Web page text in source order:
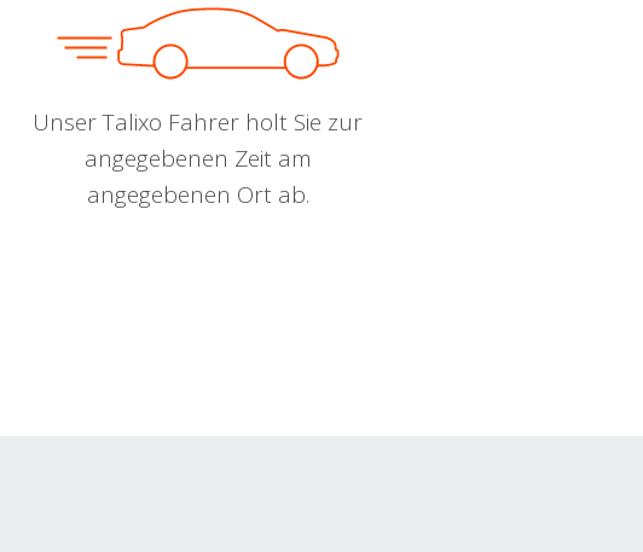
Unser Talixo Fahrer holt Sie zur
angegebenen Zeit am
angegebenen Ort ab.